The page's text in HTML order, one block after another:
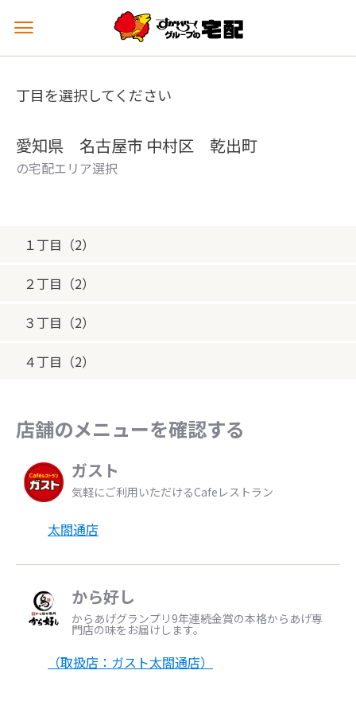
メ
ュ
を
丁目を選択してください
愛知県 名古屋市 中村区 乾出町
の宅配エリア選択
１丁目（2）
２丁目（2）
３丁目（2）
４丁目（2）
店舗のメニューを確認する
ガスト
気軽にご利用いただけるCafeレストラン
太閤通店
から好し
からあげグランプリ9年連続金賞の本格からあげ専
門店の味をお届けします。
（取扱店：ガスト太閤通店）